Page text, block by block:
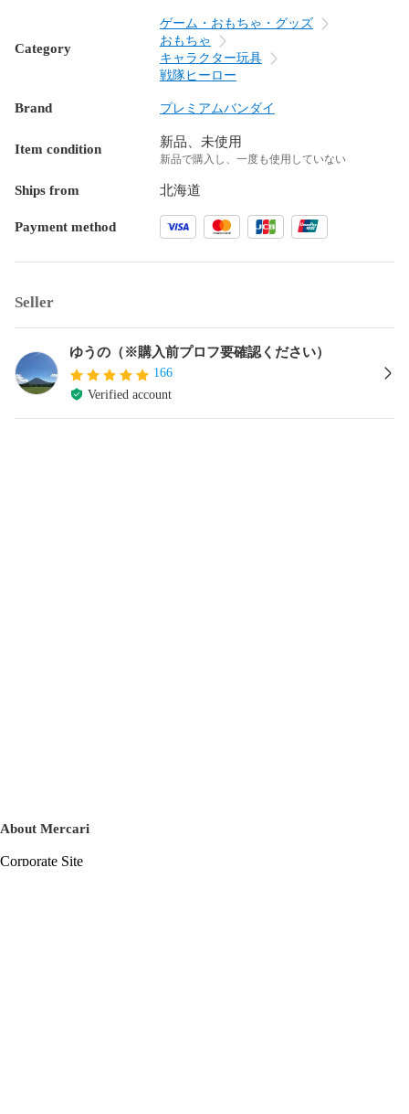
Category
ゲーム・おもちゃ・グッズ
おもちゃ
キャラクター玩具
戦隊ヒーロー
Brand プレミアムバンダイ
Item condition 新品、未使用
新品で購入し、一度も使用していない
Ships from 北海道
Payment method
Seller
ゆうの（※購入前プロフ要確認ください）
166
Verified account
About Mercari
Corporate Site